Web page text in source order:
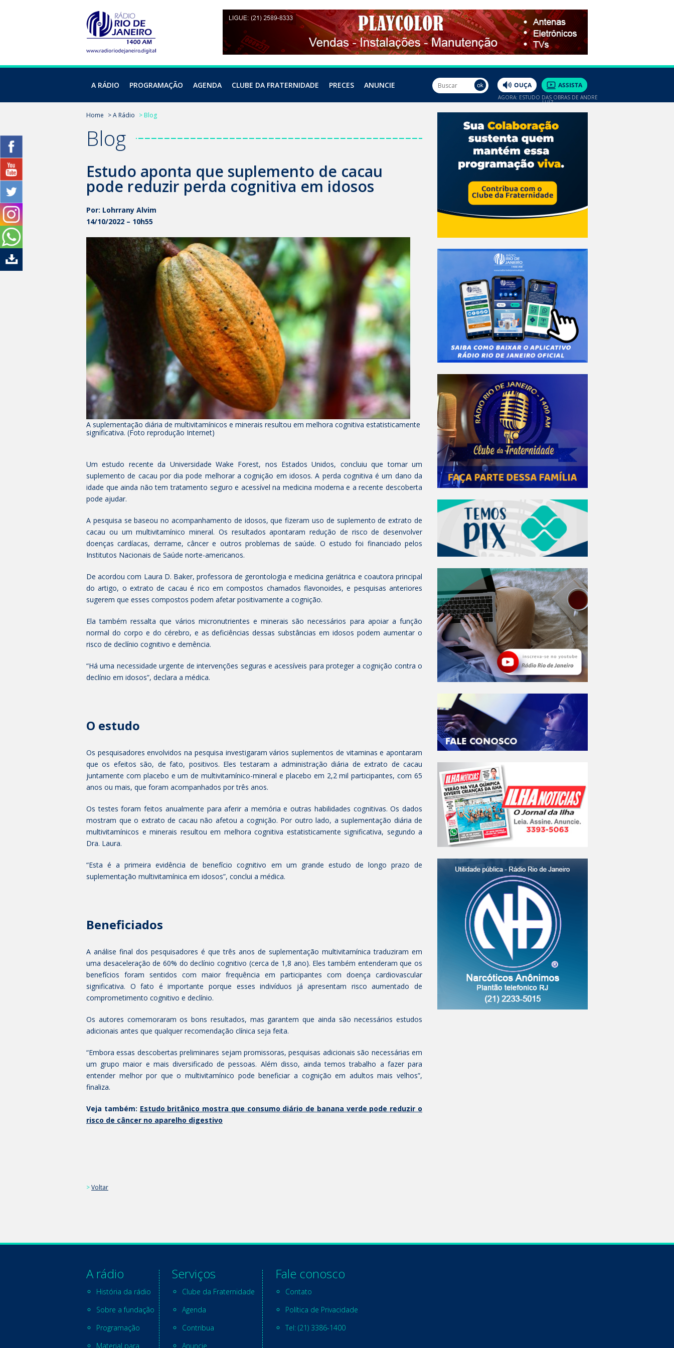
A RÁDIO PROGRAMAÇÃO AGENDA CLUBE DA FRATERNIDADE PRECES ANUNCIE
AGORA: ESTUDO DAS OBRAS DE ANDRÉ
LUIZ
Home > A Rádio > Blog
Blog
Estudo aponta que suplemento de cacau
pode reduzir perda cognitiva em idosos
Por: Lohrrany Alvim
14/10/2022 – 10h55
A suplementação diária de multivitamínicos e minerais resultou em melhora cognitiva estatisticamente
significativa. (Foto reprodução Internet)
Um estudo recente da Universidade Wake Forest, nos Estados Unidos, concluiu que tomar um
suplemento de cacau por dia pode melhorar a cognição em idosos. A perda cognitiva é um dano da
idade que ainda não tem tratamento seguro e acessível na medicina moderna e a recente descoberta
pode ajudar.
A pesquisa se baseou no acompanhamento de idosos, que fizeram uso de suplemento de extrato de
cacau ou um multivitamínico mineral. Os resultados apontaram redução de risco de desenvolver
doenças cardíacas, derrame, câncer e outros problemas de saúde. O estudo foi financiado pelos
Institutos Nacionais de Saúde norte-americanos.
De acordou com Laura D. Baker, professora de gerontologia e medicina geriátrica e coautora principal
do artigo, o extrato de cacau é rico em compostos chamados flavonoides, e pesquisas anteriores
sugerem que esses compostos podem afetar positivamente a cognição.
Ela também ressalta que vários micronutrientes e minerais são necessários para apoiar a função
normal do corpo e do cérebro, e as deficiências dessas substâncias em idosos podem aumentar o
risco de declínio cognitivo e demência.
“Há uma necessidade urgente de intervenções seguras e acessíveis para proteger a cognição contra o
declínio em idosos”, declara a médica.
O estudo
Os pesquisadores envolvidos na pesquisa investigaram vários suplementos de vitaminas e apontaram
que os efeitos são, de fato, positivos. Eles testaram a administração diária de extrato de cacau
juntamente com placebo e um de multivitamínico-mineral e placebo em 2,2 mil participantes, com 65
anos ou mais, que foram acompanhados por três anos.
Os testes foram feitos anualmente para aferir a memória e outras habilidades cognitivas. Os dados
mostram que o extrato de cacau não afetou a cognição. Por outro lado, a suplementação diária de
multivitamínicos e minerais resultou em melhora cognitiva estatisticamente significativa, segundo a
Dra. Laura.
“Esta é a primeira evidência de benefício cognitivo em um grande estudo de longo prazo de
suplementação multivitamínica em idosos”, conclui a médica.
Beneficiados
A análise final dos pesquisadores é que três anos de suplementação multivitamínica traduziram em
uma desaceleração de 60% do declínio cognitivo (cerca de 1,8 ano). Eles também entenderam que os
benefícios foram sentidos com maior frequência em participantes com doença cardiovascular
significativa. O fato é importante porque esses indivíduos já apresentam risco aumentado de
comprometimento cognitivo e declínio.
Os autores comemoraram os bons resultados, mas garantem que ainda são necessários estudos
adicionais antes que qualquer recomendação clínica seja feita.
“Embora essas descobertas preliminares sejam promissoras, pesquisas adicionais são necessárias em
um grupo maior e mais diversificado de pessoas. Além disso, ainda temos trabalho a fazer para
entender melhor por que o multivitamínico pode beneficiar a cognição em adultos mais velhos”,
finaliza.
Veja também: Estudo britânico mostra que consumo diário de banana verde pode reduzir o
risco de câncer no aparelho digestivo
>Voltar
A rádio
História da rádio
Sobre a fundação
Programação
Material para
Serviços
Clube da Fraternidade
Agenda
Contribua
Anuncie
Fale conosco
Contato
Política de Privacidade
Tel: (21) 3386-1400